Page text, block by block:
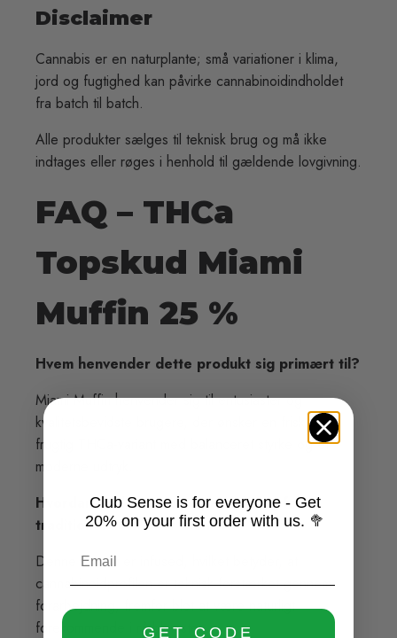
Disclaimer
Cannabis er en naturplante; små variationer i klima,
jord og fugtighed kan påvirke cannabinoidindholdet
fra batch til batch.
Alle produkter sælges til teknisk brug og må ikke
indtages eller røges i henhold til gældende lovgivning.
FAQ – THCa
Topskud Miami
Muffin 25 %
Hvem henvender dette produkt sig primært til?
Miami Muffin henvender sig til entusiaster og
kvalitetsbevidste brugere, der ønsker en frisk og
frugtig THCa-variant med balanceret styrke og et
moderne udtryk.
Hvordan adskiller dette produkt sig fra
traditionel hash eller blomst?
Denne variant er infused, hvilket betyder, at
cannabinoidprofilen er teknisk forstærket gennem
forarbejdning, fremfor blot at være naturligt
forekommende i rå blomster.
Club Sense is for everyone - Get
20% on your first order with us. 🥦
GET CODE